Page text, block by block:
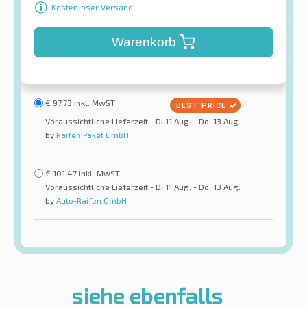
Kostenloser Versand
Warenkorb
€ 97,73 inkl. MwST
Voraussichtliche Lieferzeit - Di 11 Aug. - Do. 13 Aug.
by Raifen Paket GmbH
€ 101,47 inkl. MwST
Voraussichtliche Lieferzeit - Di 11 Aug. - Do. 13 Aug.
by Auto-Raifen GmbH
siehe ebenfalls